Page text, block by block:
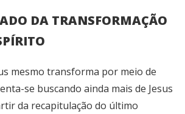
DA TRANSFORMAÇÃO
mesmo transforma por meio de
se buscando ainda mais de Jesus
da recapitulação do último